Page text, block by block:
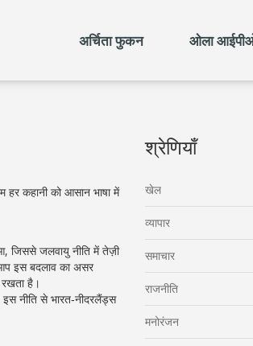
अर्चिता फुकन ओला
कहानी को आसान भाषा में
जिससे जलवायु नीति में तेज़ी
इस बदलाव का असर
रखता है।
नीति से भारत‑नीदरलैंड्स
श्रेणियाँ
खेल
व्यापार
समाचार
राजनीति
मनोरंजन